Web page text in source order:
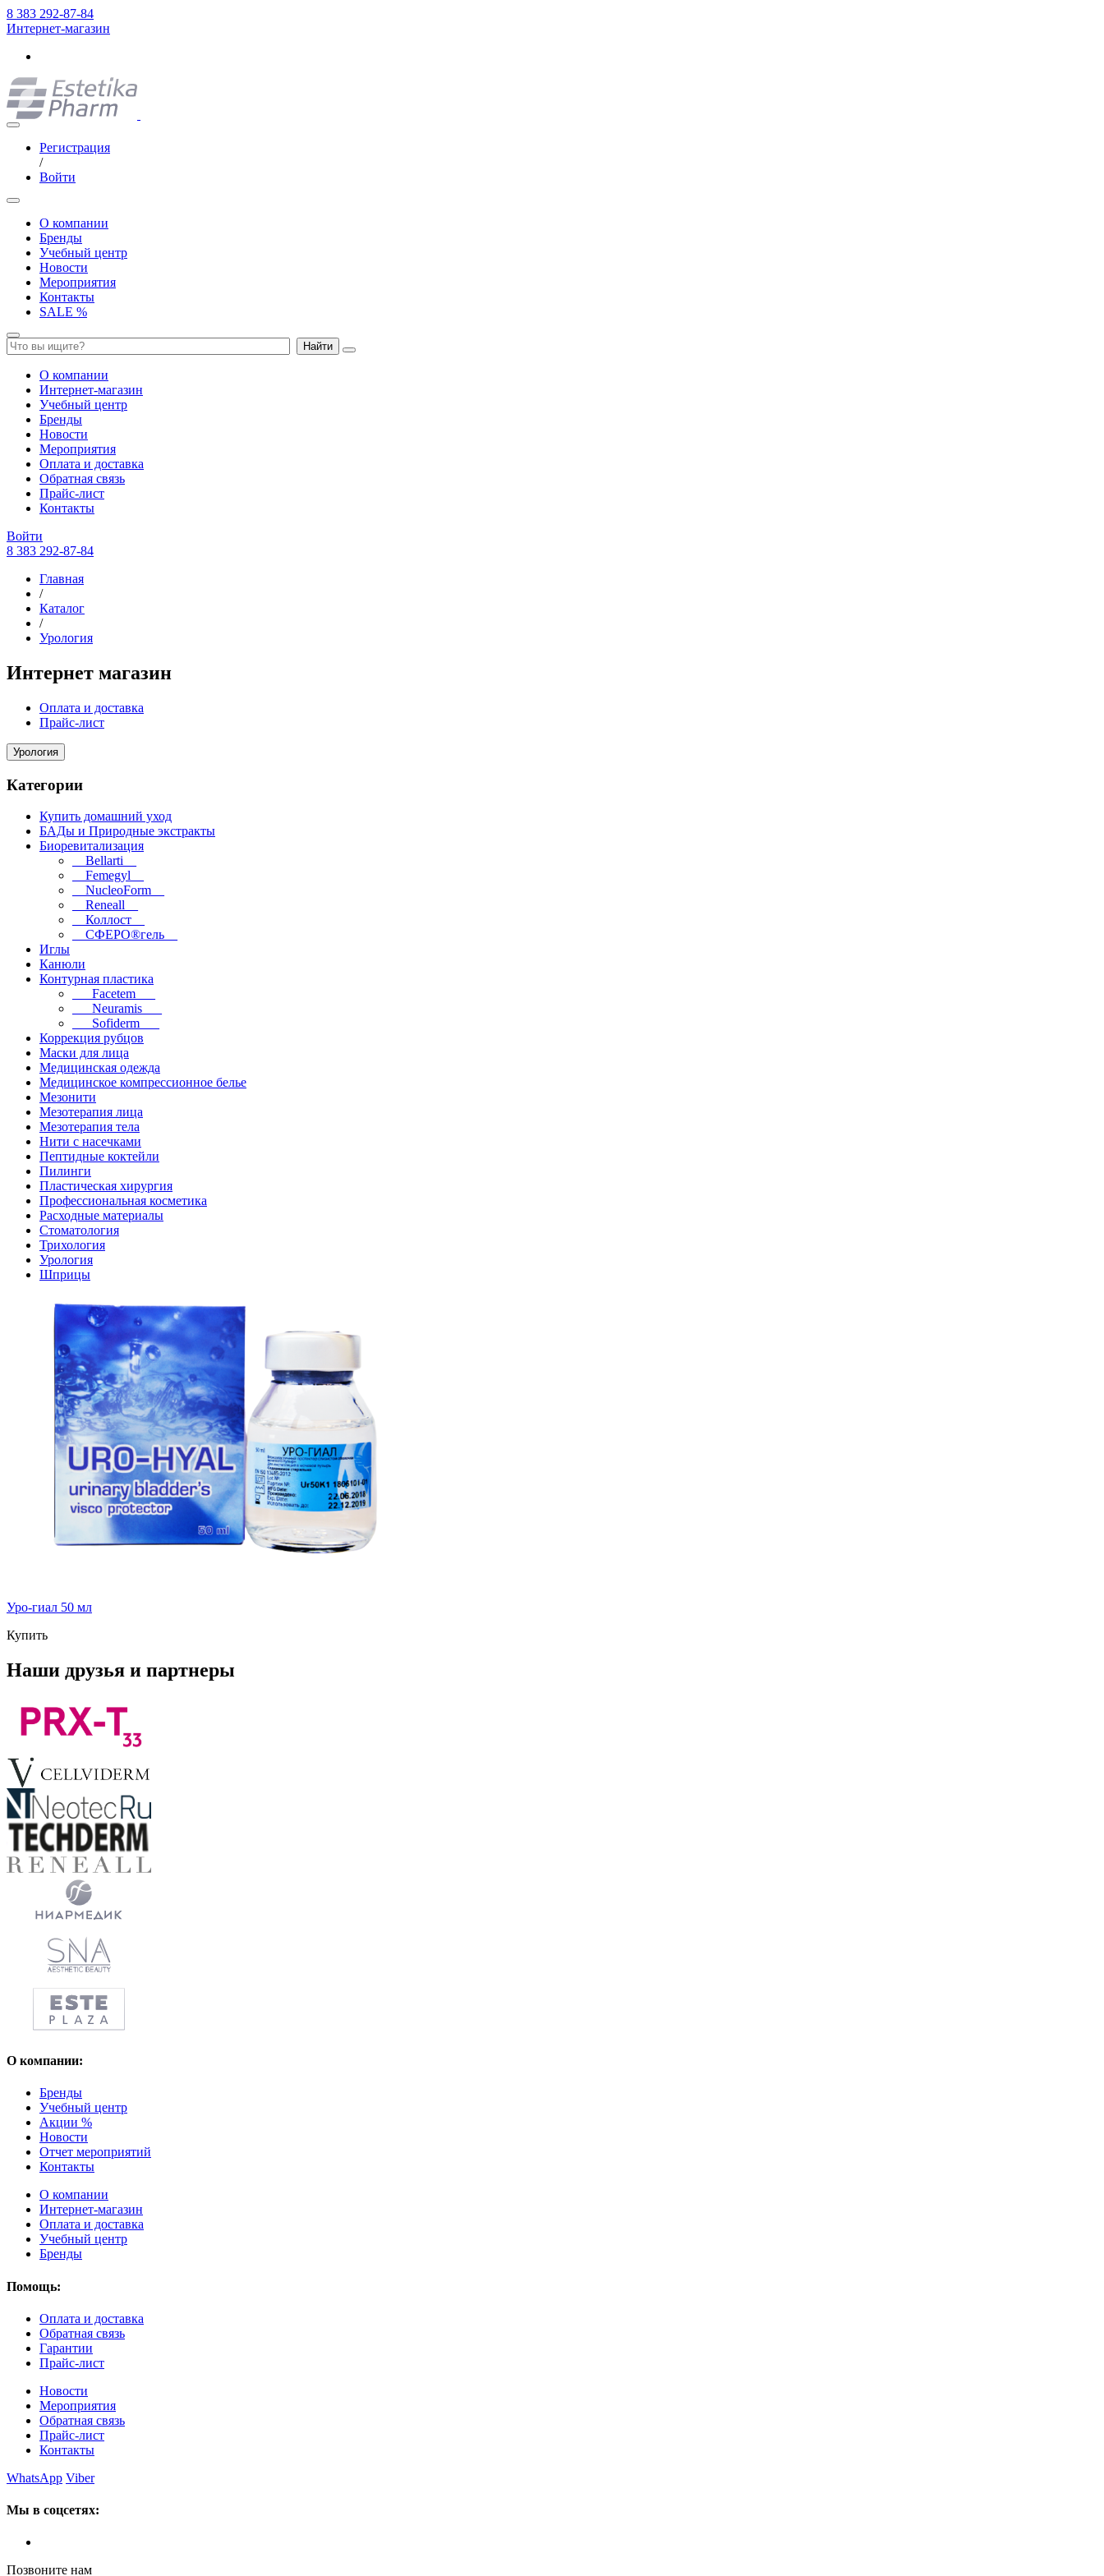
8 383 292-87-84
Интернет-магазин
Регистрация
/
Войти
О компании
Бренды
Учебный центр
Новости
Мероприятия
Контакты
SALE %
Найти
О компании
Интернет-магазин
Учебный центр
Бренды
Новости
Мероприятия
Оплата и доставка
Обратная связь
Прайс-лист
Контакты
Войти
8 383 292-87-84
Главная
/
Каталог
/
Урология
Интернет магазин
Оплата и доставка
Прайс-лист
Урология
Категории
Купить домашний уход
БАДы и Природные экстракты
Биоревитализация
__Bellarti__
__Femegyl__
__NucleoForm__
__Reneall__
__Коллост__
__СФЕРО®гель__
Иглы
Канюли
Контурная пластика
___Facetem___
___Neuramis___
___Sofiderm___
Коррекция рубцов
Маски для лица
Медицинская одежда
Медицинское компрессионное белье
Мезонити
Мезотерапия лица
Мезотерапия тела
Нити с насечками
Пептидные коктейли
Пилинги
Пластическая хирургия
Профессиональная косметика
Расходные материалы
Стоматология
Трихология
Урология
Шприцы
Уро-гиал 50 мл
Купить
Наши друзья и партнеры
О компании:
Бренды
Учебный центр
Акции %
Новости
Отчет мероприятий
Контакты
О компании
Интернет-магазин
Оплата и доставка
Учебный центр
Бренды
Помощь:
Оплата и доставка
Обратная связь
Гарантии
Прайс-лист
Новости
Мероприятия
Обратная связь
Прайс-лист
Контакты
WhatsApp Viber
Мы в соцсетях:
Позвоните нам